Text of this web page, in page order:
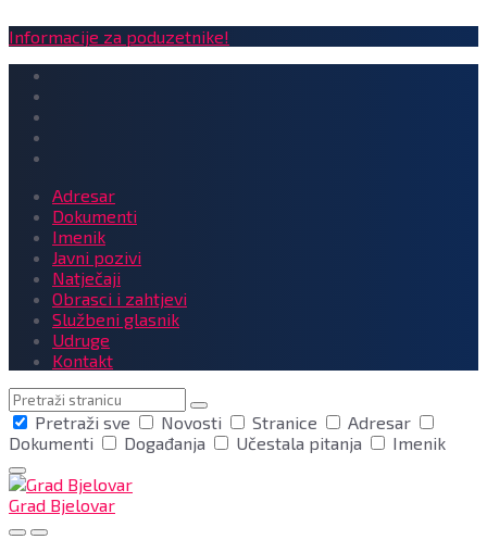
Informacije za poduzetnike!
Adresar
Dokumenti
Imenik
Javni pozivi
Natječaji
Obrasci i zahtjevi
Službeni glasnik
Udruge
Kontakt
Pretraga
Pretraži sve
Novosti Stranice
Adresar
Dokumenti
Događanja Učestala pitanja Imenik
Grad Bjelovar